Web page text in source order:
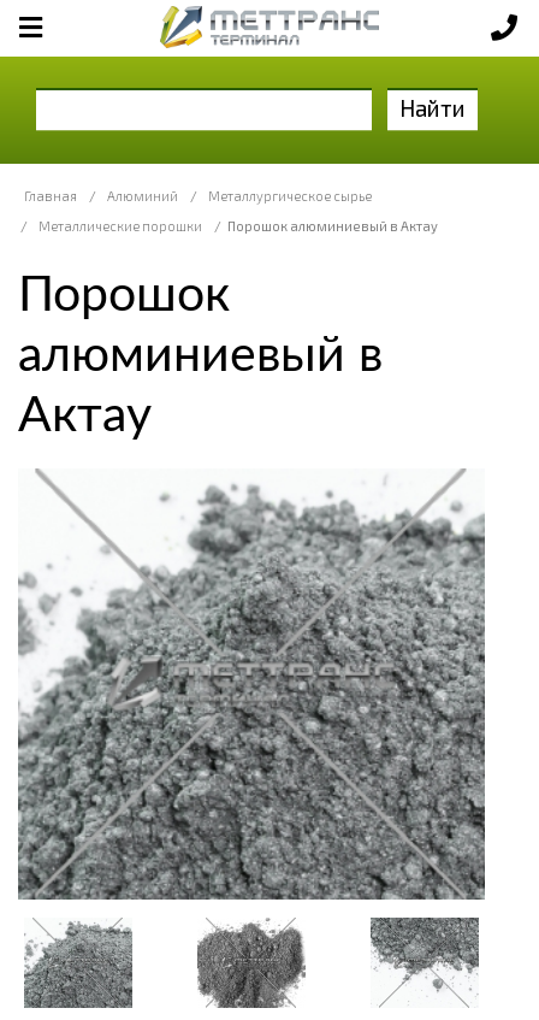
Найти
Главная / Алюминий /
Металлургическое сырье
/
Металлические порошки / Порошок алюминиевый в Актау
Порошок
алюминиевый в
Актау